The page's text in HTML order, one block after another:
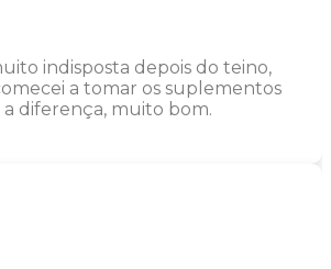
indisposta depois do teino,
a tomar os suplementos
a diferença, muito bom.